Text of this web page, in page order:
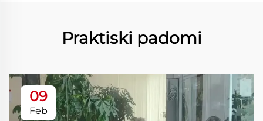
Praktiski padomi
09
Feb